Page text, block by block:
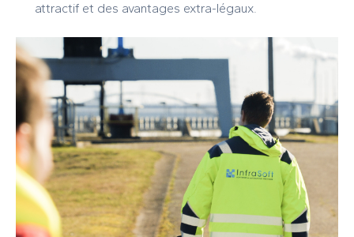
attractif et des avantages extra-légaux.